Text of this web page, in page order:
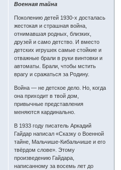
Военная тайна
Поколению детей 1930-х досталась
жестокая и страшная война,
отнимавшая родных, близких,
друзей и само детство. И вместо
детских игрушек самые стойкие и
отважные брали в руки винтовки и
автоматы. Брали, чтобы мстить
врагу и сражаться за Родину.
Война — не детское дело. Но, когда
она приходит в твой дом,
привычные представления
меняются кардинально.
В 1933 году писатель Аркадий
Гайдар написал «Сказку о Военной
тайне, Мальчише-Кибальчише и его
твёрдом слове». Этому
произведению Гайдара,
написанному за восемь лет до